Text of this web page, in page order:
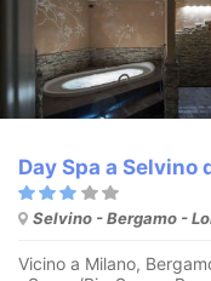
Day Spa a Selvino
Selvino - Bergamo -
Vicino a Milano,